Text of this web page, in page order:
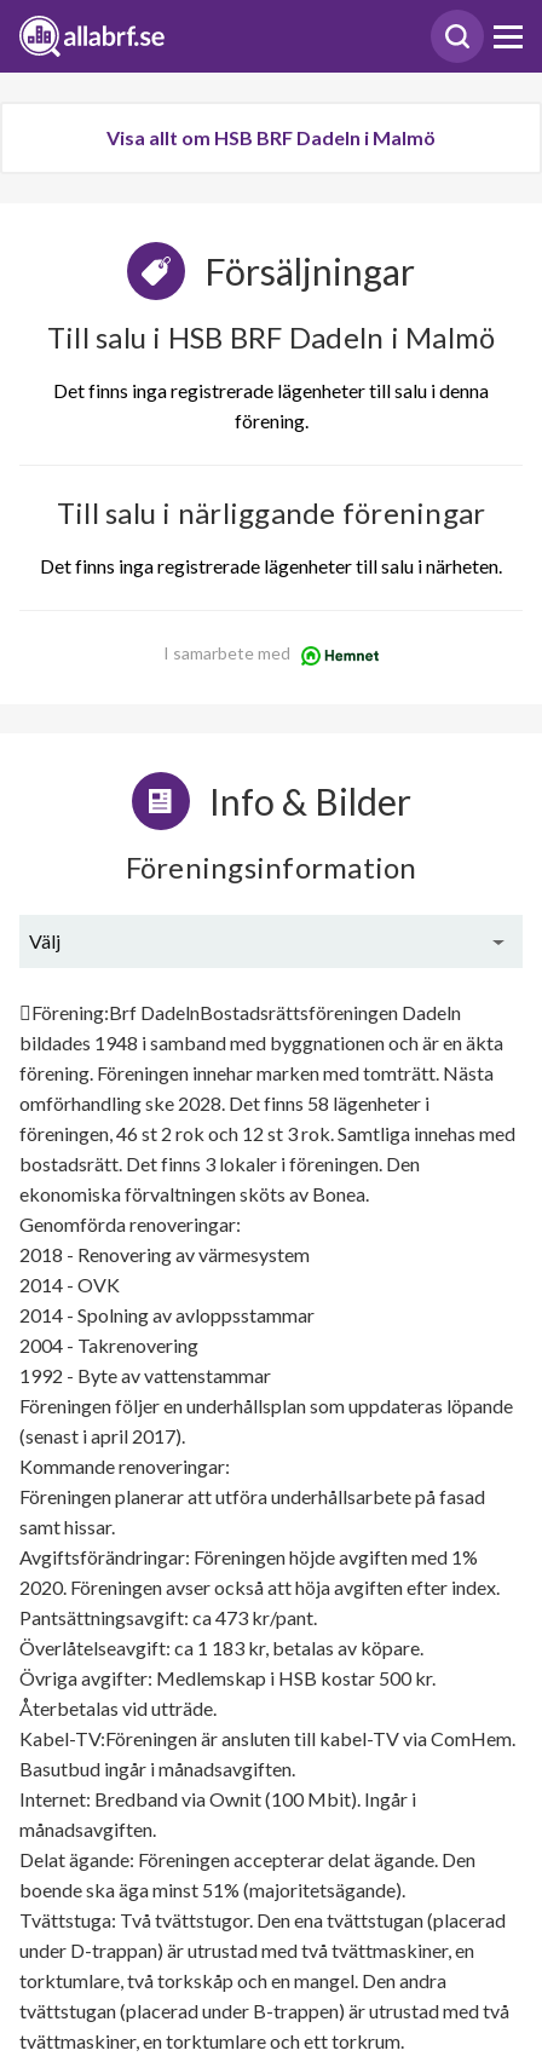
Visa allt om HSB BRF Dadeln i Malmö
Försäljningar
Till salu i HSB BRF Dadeln i Malmö
Det finns inga registrerade lägenheter till salu i denna
förening.
Till salu i närliggande föreningar
Det finns inga registrerade lägenheter till salu i närheten.
I samarbete med
Info & Bilder
Föreningsinformation
Välj
Förening:Brf DadelnBostadsrättsföreningen Dadeln
bildades 1948 i samband med byggnationen och är en äkta
förening. Föreningen innehar marken med tomträtt. Nästa
omförhandling ske 2028. Det finns 58 lägenheter i
föreningen, 46 st 2 rok och 12 st 3 rok. Samtliga innehas med
bostadsrätt. Det finns 3 lokaler i föreningen. Den
ekonomiska förvaltningen sköts av Bonea.
Genomförda renoveringar:
2018 - Renovering av värmesystem
2014 - OVK
2014 - Spolning av avloppsstammar
2004 - Takrenovering
1992 - Byte av vattenstammar
Föreningen följer en underhållsplan som uppdateras löpande
(senast i april 2017).
Kommande renoveringar:
Föreningen planerar att utföra underhållsarbete på fasad
samt hissar.
Avgiftsförändringar: Föreningen höjde avgiften med 1%
2020. Föreningen avser också att höja avgiften efter index.
Pantsättningsavgift: ca 473 kr/pant.
Överlåtelseavgift: ca 1 183 kr, betalas av köpare.
Övriga avgifter: Medlemskap i HSB kostar 500 kr.
Återbetalas vid utträde.
Kabel-TV:Föreningen är ansluten till kabel-TV via ComHem.
Basutbud ingår i månadsavgiften.
Internet: Bredband via Ownit (100 Mbit). Ingår i
månadsavgiften.
Delat ägande: Föreningen accepterar delat ägande. Den
boende ska äga minst 51% (majoritetsägande).
Tvättstuga: Två tvättstugor. Den ena tvättstugan (placerad
under D-trappan) är utrustad med två tvättmaskiner, en
torktumlare, två torkskåp och en mangel. Den andra
tvättstugan (placerad under B-trappen) är utrustad med två
tvättmaskiner, en torktumlare och ett torkrum.